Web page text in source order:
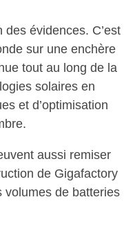
évidences. C’est
sur une enchère
tout au long de la
solaires en
et d’optimisation
aussi remiser
de Gigafactory
volumes de batteries